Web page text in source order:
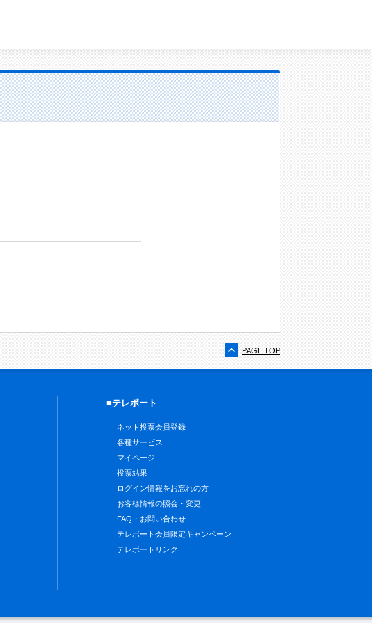
PAGE TOP
■テレボート
ネット投票会員登録
各種サービス
マイページ
投票結果
ログイン情報をお忘れの方
お客様情報の照会・変更
FAQ・お問い合わせ
テレボート会員限定キャンペーン
テレボートリンク